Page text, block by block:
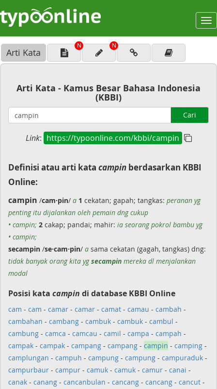
Arti Kata
N N
Arti Kata - Kamus Besar Bahasa Indonesia
(KBBI)
Cari
Link: https://typoonline.com/kbbi/campin
Definisi atau arti kata campin berdasarkan KBBI
Online:
campin /cam·pin/ a 1 cekatan; gapah; tangkas: peranan yg
penting itu dijalankan oleh pemain dng cukup
• campin; 2 cakap; pandai; mahir: ia seorang pokrol bambu yg
• campin;
secampin /se·cam·pin/ a sama cekatan (gagah, tangkas) dng:
tidak banyak orang kita ygsecampin mereka dl menjalankan
modal
Posisi kata campin di database KBBI Online
cam - cam - camar - camar - camat - camau - cambah -
cambahan - cambang - cambuk - cambuk - cambul -
cambung - camca - camcau - camil - campa - campah -
campak - campak - campang - campang - campin - camping -
camplungan - campuh - campung - campung - campuraduk -
campurbaur - campur - camuk - camuk - camur - canai -
canak - canang - cancanbulan - cancang - cancang - cancut -